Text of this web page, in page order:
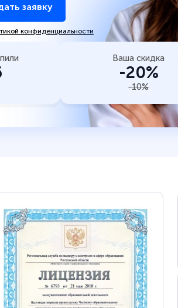
заявку
конфиденциальности
Ваша скидка
-20%
-10%